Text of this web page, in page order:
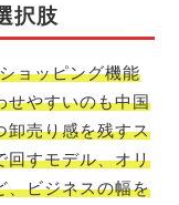
択肢
ョッピング機能
せやすいのも中国
卸売り感を残すス
回すモデル、オリ
、ビジネスの幅を